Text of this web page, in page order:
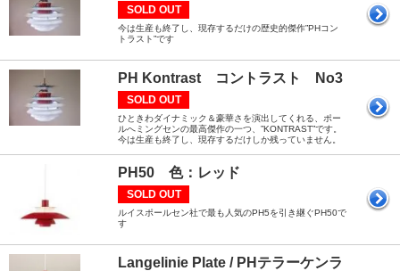
SOLD OUT
今は生産も終了し、現存するだけの歴史的傑作”PHコン
トラスト”です
PH Kontrast コントラスト No3
SOLD OUT
ひときわダイナミック＆豪華さを演出してくれる、ポー
ルへミングセンの最高傑作の一つ、”KONTRAST”です。
今は生産も終了し、現存するだけしか残っていません。
PH50 色：レッド
SOLD OUT
ルイスポールセン社で最も人気のPH5を引き継ぐPH50で
す
Langelinie Plate / PHテラーケンラ